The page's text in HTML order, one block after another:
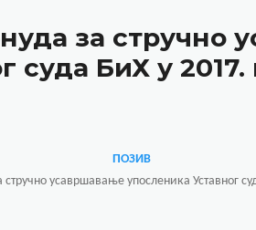
за стручно
суда БиХ у
ПОЗИВ
стручно усавршавање упосленика Уставног